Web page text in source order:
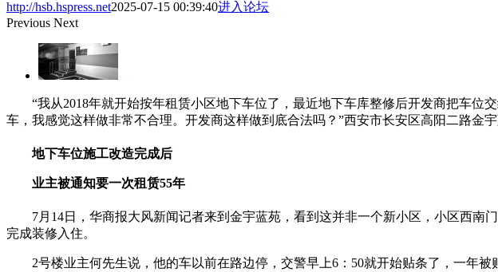
http://hsb.hspress.net2025-07-15 00:39:40进入论坛
Previous Next
“我从2018年就开始按年租赁小区地下车位了，最近地下车库整修后开发商把车
车，我感觉这样做非常不合理。开发商这样做到底合法吗？”西安市长安区高阳二路金
地下车位施工改造完成后
业主被通知要一次租赁55年
7月14日，华商报大风新闻记者来到金宇蓝苑，看到这并非一个新小区，小区西南
完成装修入住。
2号楼业主何先生说，他的车以前在路边停，交警早上6：50就开始贴条了，一年